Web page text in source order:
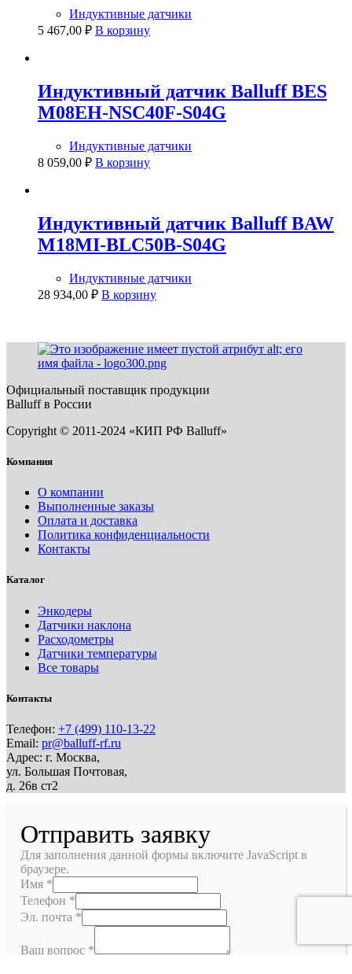
Индуктивные датчики
5 467,00 ₽ В корзину
Индуктивный датчик Balluff BES
M08EH-NSC40F-S04G
Индуктивные датчики
8 059,00 ₽ В корзину
Индуктивный датчик Balluff BAW
M18MI-BLC50B-S04G
Индуктивные датчики
28 934,00 ₽ В корзину
Официальный поставщик продукции
Balluff в России
Copyright © 2011-2024 «КИП РФ Balluff»
Компания
О компании
Выполненные заказы
Оплата и доставка
Политика конфиденциальности
Контакты
Каталог
Энкодеры
Датчики наклона
Расходометры
Датчики температуры
Все товары
Контакты
Телефон: +7 (499) 110-13-22
Email: pr@balluff-rf.ru
Адрес: г. Москва,
ул. Большая Почтовая,
д. 26в ст2
Отправить заявку
Для заполнения данной формы включите JavaScript в
браузере.
Имя *
Телефон *
Эл. почта *
Ваш вопрос *